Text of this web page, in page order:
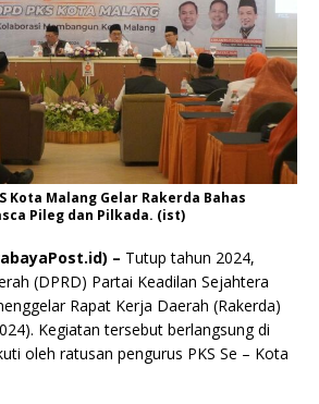
Kota Malang Gelar Rakerda Bahas
Pileg dan Pilkada. (ist)
– Tutup tahun 2024,
(DPRD) Partai Keadilan Sejahtera
Rapat Kerja Daerah (Rakerda)
Kegiatan tersebut berlangsung di
oleh ratusan pengurus PKS Se – Kota